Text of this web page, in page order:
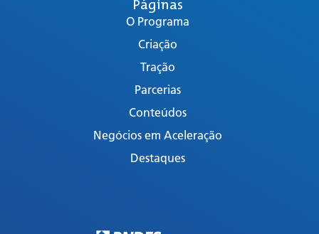
O Programa
Criação
Tração
Parcerias
Conteúdos
Negócios em Aceleração
Destaques